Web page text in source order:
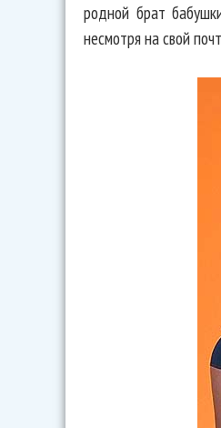
родной брат
несмотря на свой